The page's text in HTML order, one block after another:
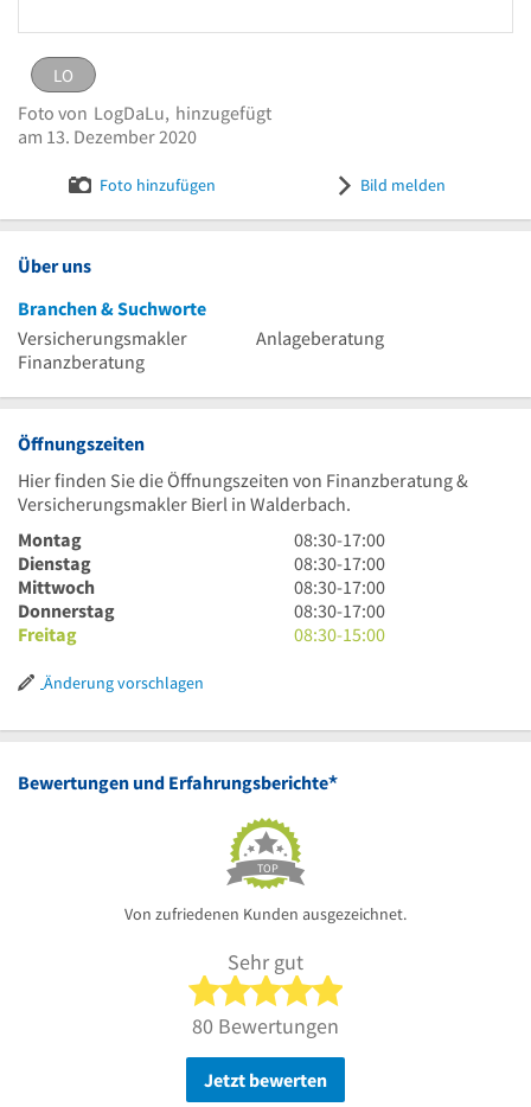
Logo Unabhängige Finanzberatung Bierl
LO
eingestellt von
Bild melden
LO
Foto von LogDaLu, hinzugefügt
am 13. Dezember 2020
Foto hinzufügen Bild melden
Über uns
Branchen & Suchworte
Versicherungsmakler
Anlageberatung
Finanzberatung
Öffnungszeiten
Hier finden Sie die Öffnungszeiten von Finanzberatung &
Versicherungsmakler Bierl in Walderbach.
Montag
8
Uhr
30
bis
17
08:30-17:00
Dienstag
8
Uhr
30
bis
08:30-17:00
Mittwoch
8
Uhr
30
08:30-17:00
Donnerstag
8
Uhr
Uhr
08:30-17:00
Freitag
8
15
08:30-15:00
Änderung vorschlagen
Bewertungen und Erfahrungsberichte*
TOP
Von zufriedenen Kunden ausgezeichnet.
Sehr gut
5 von 5 Sternen
80 Bewertungen
Jetzt bewerten